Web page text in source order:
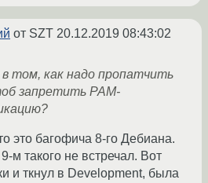
от SZT 20.12.2019 08:43:02
в том, как надо пропатчить
запретить PAM-
это багофича 8-го Дебиана.
м такого не встречал. Вот
и ткнул в Development, была